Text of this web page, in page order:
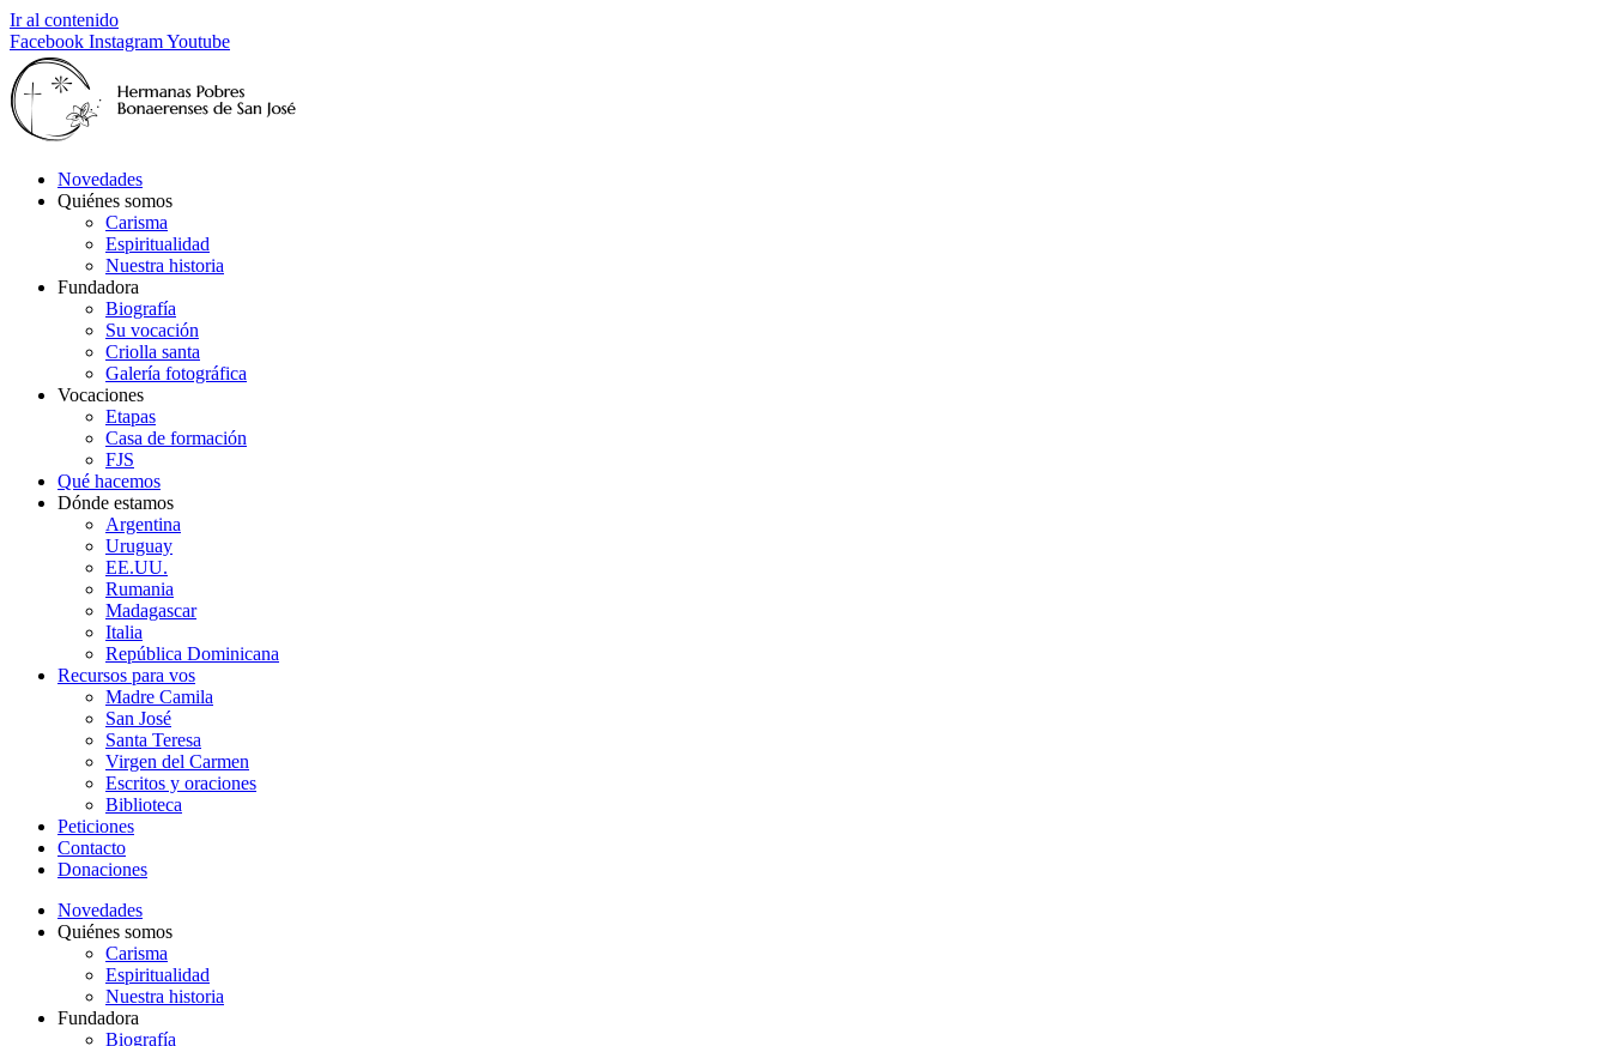
Ir al contenido
Facebook InstagramYoutube
Novedades
Quiénes somos
Carisma
Espiritualidad
Nuestra historia
Fundadora
Biografía
Su vocación
Criolla santa
Galería fotográfica
Vocaciones
Etapas
Casa de formación
FJS
Qué hacemos
Dónde estamos
Argentina
Uruguay
EE.UU.
Rumania
Madagascar
Italia
República Dominicana
Recursos para vos
Madre Camila
San José
Santa Teresa
Virgen del Carmen
Escritos y oraciones
Biblioteca
Peticiones
Contacto
Donaciones
Novedades
Quiénes somos
Carisma
Espiritualidad
Nuestra historia
Fundadora
Biografía